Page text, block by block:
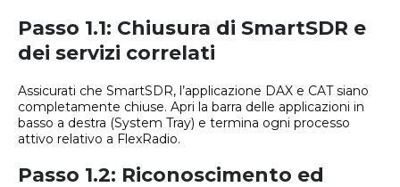
Passo 1.1: Chiusura di SmartSDR e
dei servizi correlati
Assicurati che SmartSDR, l’applicazione DAX e CAT siano
completamente chiuse. Apri la barra delle applicazioni in
basso a destra (System Tray) e termina ogni processo
attivo relativo a FlexRadio.
Passo 1.2: Riconoscimento ed